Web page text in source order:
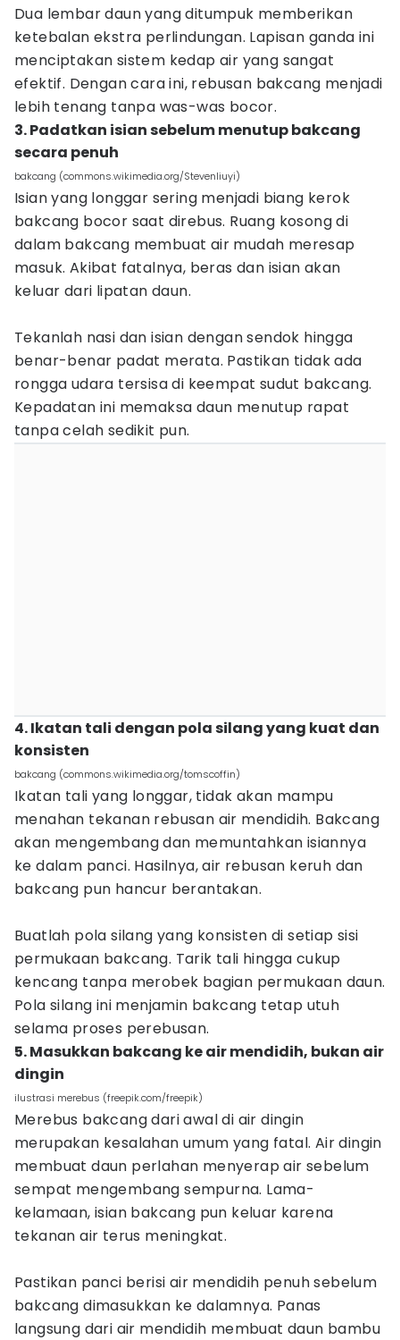
Dua lembar daun yang ditumpuk memberikan
ketebalan ekstra perlindungan. Lapisan ganda ini
menciptakan sistem kedap air yang sangat
efektif. Dengan cara ini, rebusan bakcang menjadi
lebih tenang tanpa was-was bocor.
3. Padatkan isian sebelum menutup bakcang
secara penuh
bakcang (commons.wikimedia.org/Stevenliuyi)
Isian yang longgar sering menjadi biang kerok
bakcang bocor saat direbus. Ruang kosong di
dalam bakcang membuat air mudah meresap
masuk. Akibat fatalnya, beras dan isian akan
keluar dari lipatan daun.
Tekanlah nasi dan isian dengan sendok hingga
benar-benar padat merata. Pastikan tidak ada
rongga udara tersisa di keempat sudut bakcang.
Kepadatan ini memaksa daun menutup rapat
tanpa celah sedikit pun.
4. Ikatan tali dengan pola silang yang kuat dan
konsisten
bakcang (commons.wikimedia.org/tomscoffin)
Ikatan tali yang longgar, tidak akan mampu
menahan tekanan rebusan air mendidih. Bakcang
akan mengembang dan memuntahkan isiannya
ke dalam panci. Hasilnya, air rebusan keruh dan
bakcang pun hancur berantakan.
Buatlah pola silang yang konsisten di setiap sisi
permukaan bakcang. Tarik tali hingga cukup
kencang tanpa merobek bagian permukaan daun.
Pola silang ini menjamin bakcang tetap utuh
selama proses perebusan.
5. Masukkan bakcang ke air mendidih, bukan air
dingin
ilustrasi merebus (freepik.com/freepik)
Merebus bakcang dari awal di air dingin
merupakan kesalahan umum yang fatal. Air dingin
membuat daun perlahan menyerap air sebelum
sempat mengembang sempurna. Lama-
kelamaan, isian bakcang pun keluar karena
tekanan air terus meningkat.
Pastikan panci berisi air mendidih penuh sebelum
bakcang dimasukkan ke dalamnya. Panas
langsung dari air mendidih membuat daun bambu